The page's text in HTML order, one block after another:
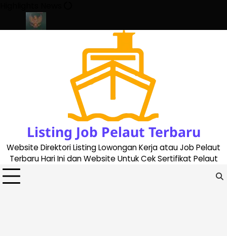
content
Listing Job Pelaut Terbaru
Website Direktori Listing Lowongan Kerja atau Job Pelaut
Terbaru Hari Ini dan Website Untuk Cek Sertifikat Pelaut